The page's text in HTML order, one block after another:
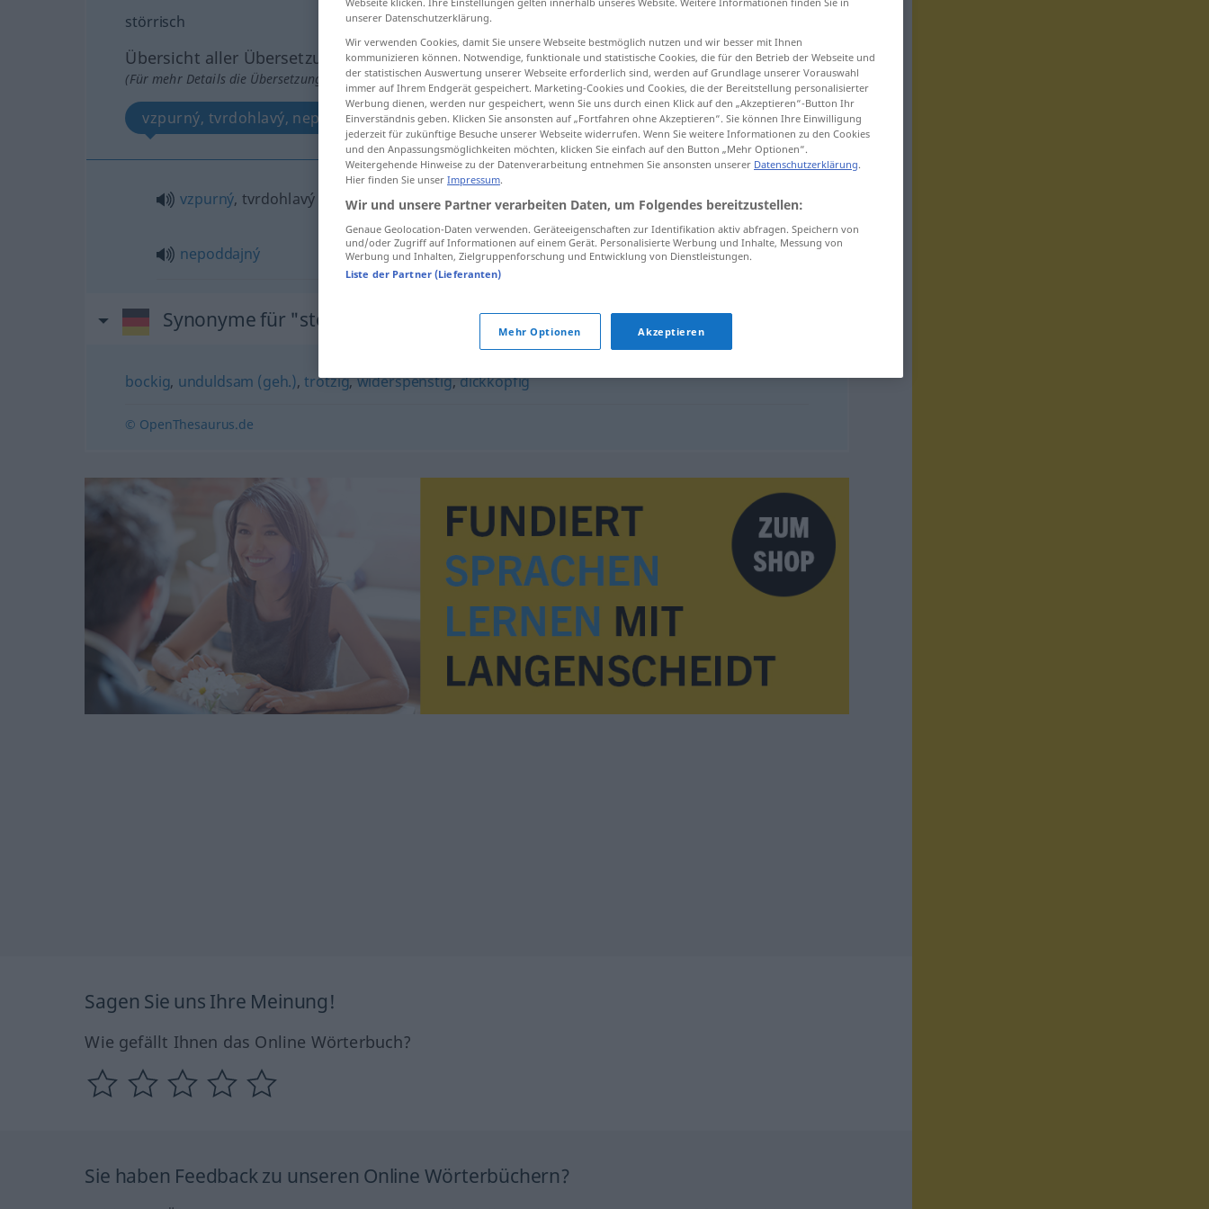
störrisch
Übersicht aller Übersetzungen
(Für mehr Details die Übersetzung anklicken/antippen)
vzpurný, tvrdohlavý, nepoddajný
vzpurný, tvrdohlavý störrischPerson
nepoddajný störrisch Material
Synonyme für "störrisch"
bockig, unduldsam (geh.),trotzig,widerspenstig,dickköpfig
© OpenThesaurus.de
Sagen Sie uns Ihre Meinung!
Wie gefällt Ihnen das Online Wörterbuch?
Sie haben Feedback zu unseren Online Wörterbüchern?
unserer Datenschutzerklärung.
Wir verwenden Cookies, damit Sie unsere Webseite bestmöglich nutzen und wir besser mit Ihnen
kommunizieren können. Notwendige, funktionale und statistische Cookies, die für den Betrieb der Webseite und
der statistischen Auswertung unserer Webseite erforderlich sind, werden auf Grundlage unserer Vorauswahl
immer auf Ihrem Endgerät gespeichert. Marketing-Cookies und Cookies, die der Bereitstellung personalisierter
Werbung dienen, werden nur gespeichert, wenn Sie uns durch einen Klick auf den „Akzeptieren“-Button Ihr
Einverständnis geben. Klicken Sie ansonsten auf „Fortfahren ohne Akzeptieren“. Sie können Ihre Einwilligung
jederzeit für zukünftige Besuche unserer Webseite widerrufen. Wenn Sie weitere Informationen zu den Cookies
und den Anpassungsmöglichkeiten möchten, klicken Sie einfach auf den Button „Mehr Optionen“.
Weitergehende Hinweise zu der Datenverarbeitung entnehmen Sie ansonsten unserer Datenschutzerklärung.
Hier finden Sie unser Impressum.
Wir und unsere Partner verarbeiten Daten, um Folgendes bereitzustellen:
Genaue Geolocation-Daten verwenden. Geräteeigenschaften zur Identifikation aktiv abfragen. Speichern von
und/oder Zugriff auf Informationen auf einem Gerät. Personalisierte Werbung und Inhalte, Messung von
Werbung und Inhalten, Zielgruppenforschung und Entwicklung von Dienstleistungen.
Liste der Partner (Lieferanten)
Mehr Optionen Akzeptieren